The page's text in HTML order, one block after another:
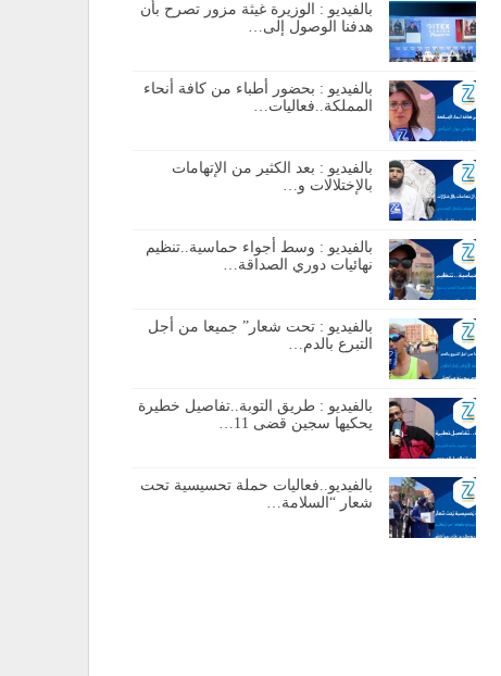
بالفيديو : الوزيرة غيثة مزور تصرح بأن
هدفنا الوصول إلى…
بالفيديو : بحضور أطباء من كافة أنحاء
المملكة..فعاليات…
بالفيديو : بعد الكثير من الإتهامات
بالإختلالات و…
بالفيديو : وسط أجواء حماسية..تنظيم
نهائيات دوري الصداقة…
بالفيديو : تحت شعار” جميعا من أجل
التبرع بالدم…
بالفيديو : طريق التوبة..تفاصيل خطيرة
يحكيها سجين قضى 11…
بالفيديو..فعاليات حملة تحسيسية تحت
شعار “السلامة…